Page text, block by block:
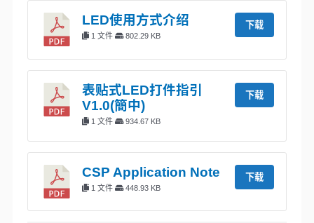
LED使用方式介绍
1 文件 802.29 KB
下载
表贴式LED打件指引
V1.0(簡中)
1 文件 934.67 KB
下载
CSP Application Note
1 文件 448.93 KB
下载